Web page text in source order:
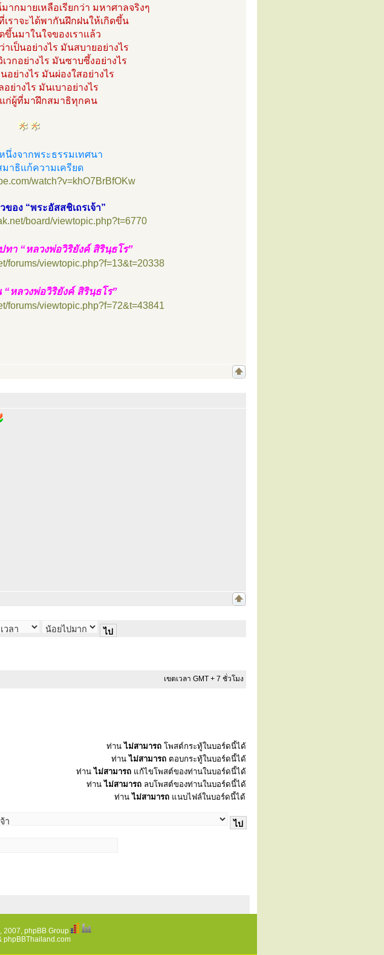
กมายเหลือเรียกว่า มหาศาลจริงๆ
ราจะได้พากันฝึกฝนให้เกิดขึ้น
ขึ้นมาในใจของเราแล้ว
าเป็นอย่างไร มันสบายอย่างไร
วกอย่างไร มันซาบซึ้งอย่างไร
อย่างไร มันผ่องใสอย่างไร
ย่างไร มันเบาอย่างไร
ก่ผู้ที่มาฝึกสมาธิทุกคน
นึ่งจากพระธรรมเทศนา
มาธิแก้ความเครียด
watch?v=khO7BrBfOKw
ของ “พระอัสสชิเถรเจ้า”
board/viewtopic.php?t=6770
า “หลวงพ่อวิริยังค์ สิรินฺธโร”
forums/viewtopic.php?f=13&t=20338
“หลวงพ่อวิริยังค์ สิรินฺธโร”
forums/viewtopic.php?f=72&t=43841
เขตเวลา GMT + 7 ชั่วโมง
ท่านไม่สามารถ โพสต์กระทู้ในบอร์ดนี้ได้
ท่านไม่สามารถ ตอบกระทู้ในบอร์ดนี้ได้
ท่านไม่สามารถ แก้ไขโพสต์ของท่านในบอร์ดนี้ได้
ท่านไม่สามารถ ลบโพสต์ของท่านในบอร์ดนี้ได้
ท่านไม่สามารถ แนบไฟล์ในบอร์ดนี้ได้
2007, phpBB Group
phpBBThailand.com